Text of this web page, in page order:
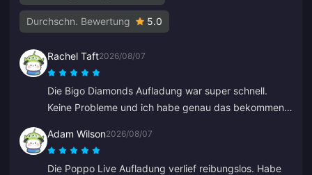
Durchschn. Bewertung 5.0
Rachel Taft2026/08/07
Die Bigo Diamonds Aufladung war super schnell.
Keine Probleme und ich habe genau das bekommen,
Adam Wilson2026/08/07
Die Poppo Live Aufladung verlief reibungslos. Habe